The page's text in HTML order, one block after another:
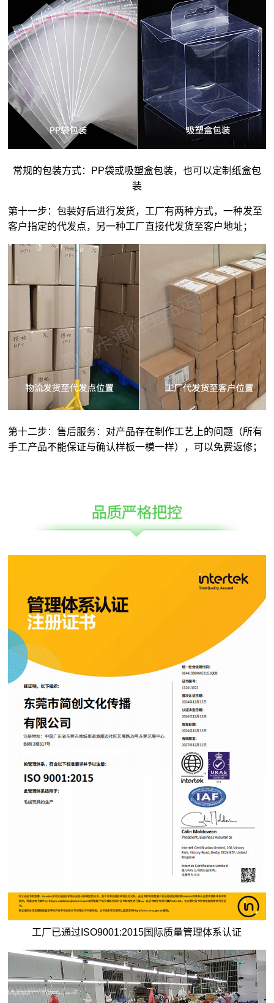
常规的包装方式：PP袋或吸塑盒包装，也可以定制纸盒包
装
第十一步：包装好后进行发货，工厂有两种方式，一种发至
客户指定的代发点，另一种工厂直接代发货至客户地址；
第十二步：售后服务：对产品存在制作工艺上的问题（所有
手工产品不能保证与确认样板一模一样），可以免费返修；
工厂已通过ISO9001:2015国际质量管理体系认证